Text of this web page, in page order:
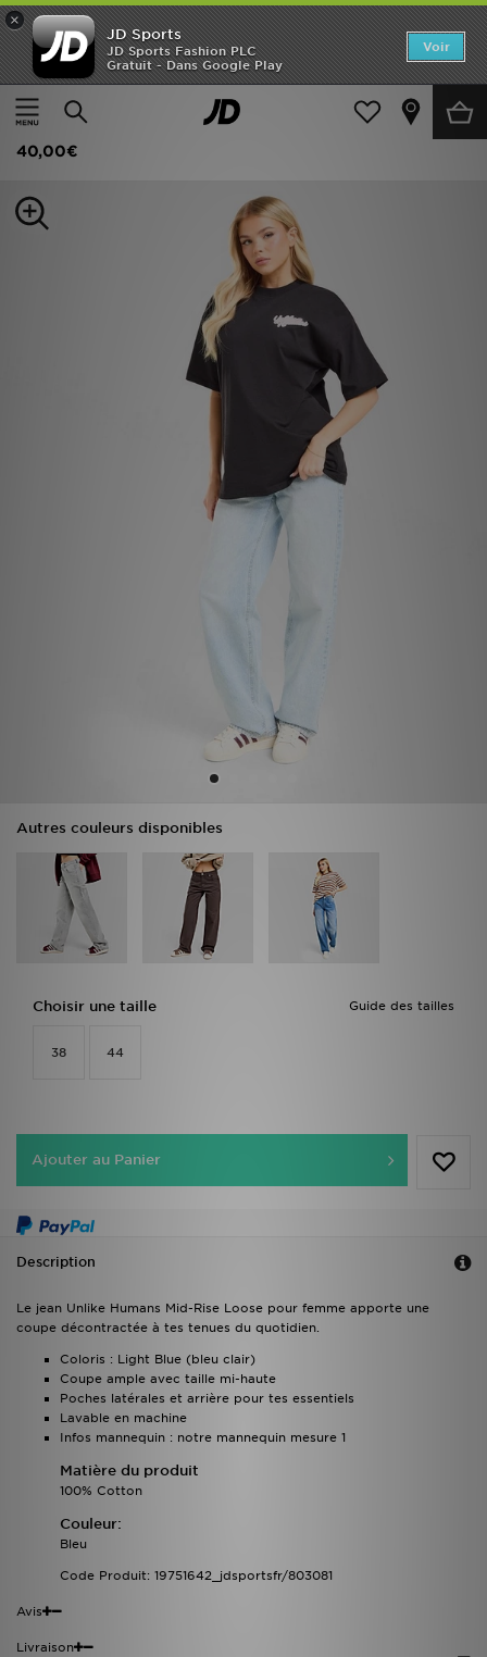
×
JD Sports
JD Sports Fashion PLC
Gratuit - Dans Google Play
Voir
Accueil
Femme Vêtements Femme Jeans
Unlike Humans Jeans
40,00€
Autres couleurs disponibles
Guide des tailles
Choisir une taille
38 44
Ajouter au Panier
Description
Le jean Unlike Humans Mid-Rise Loose pour femme apporte une
coupe décontractée à tes tenues du quotidien.
Coloris : Light Blue (bleu clair)
Coupe ample avec taille mi-haute
Poches latérales et arrière pour tes essentiels
Lavable en machine
Infos mannequin : notre mannequin mesure 1
Matière du produit
100% Cotton
Couleur:
Bleu
Code Produit: 19751642_jdsportsfr/803081
Avis
Livraison
Accueil
Nouveautés
Enfant